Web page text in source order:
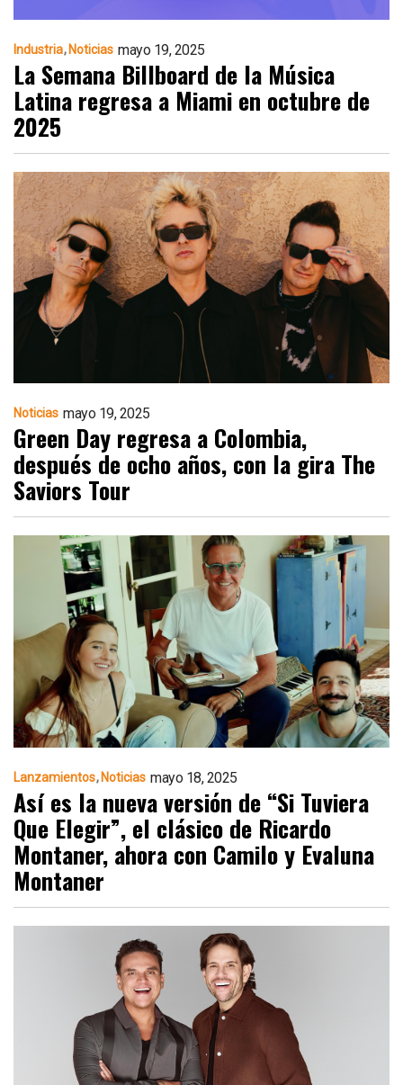
Industria Noticias mayo 19, 2025
La Semana Billboard de la Música
Latina regresa a Miami en octubre de
2025
Noticias mayo 19, 2025
Green Day regresa a Colombia,
después de ocho años, con la gira The
Saviors Tour
Lanzamientos Noticias mayo 18, 2025
Así es la nueva versión de “Si Tuviera
Que Elegir”, el clásico de Ricardo
Montaner, ahora con Camilo y Evaluna
Montaner